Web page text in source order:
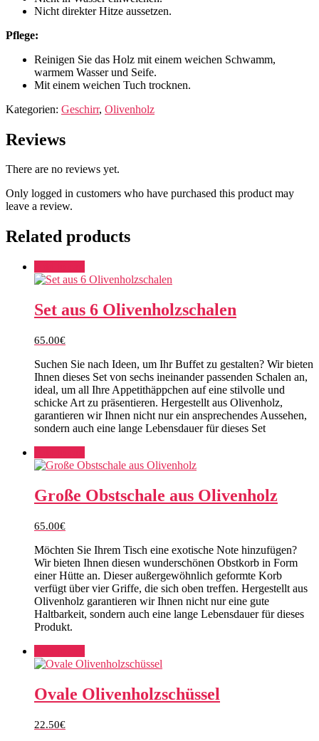
Nicht direkter Hitze aussetzen.
Pflege:
Reinigen Sie das Holz mit einem weichen Schwamm,
warmem Wasser und Seife.
Mit einem weichen Tuch trocknen.
Kategorien: Geschirr, Olivenholz
Reviews
There are no reviews yet.
Only logged in customers who have purchased this product may
leave a review.
Related products
Set aus 6 Olivenholzschalen
65.00€
Suchen Sie nach Ideen, um Ihr Buffet zu gestalten? Wir bieten
Ihnen dieses Set von sechs ineinander passenden Schalen an,
ideal, um all Ihre Appetithäppchen auf eine stilvolle und
schicke Art zu präsentieren. Hergestellt aus Olivenholz,
garantieren wir Ihnen nicht nur ein ansprechendes Aussehen,
sondern auch eine lange Lebensdauer für dieses Set
Große Obstschale aus Olivenholz
65.00€
Möchten Sie Ihrem Tisch eine exotische Note hinzufügen?
Wir bieten Ihnen diesen wunderschönen Obstkorb in Form
einer Hütte an. Dieser außergewöhnlich geformte Korb
verfügt über vier Griffe, die sich oben treffen. Hergestellt aus
Olivenholz garantieren wir Ihnen nicht nur eine gute
Haltbarkeit, sondern auch eine lange Lebensdauer für dieses
Produkt.
Ovale Olivenholzschüssel
22.50€